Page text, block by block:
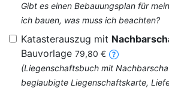
Gibt es einen Bebauungsplan für
ich bauen, was muss ich beachten?
Katasterauszug mit
Bauvorlage 79,80 €
(Liegenschaftsbuch mit
beglaubigte Liegenschaftskarte,